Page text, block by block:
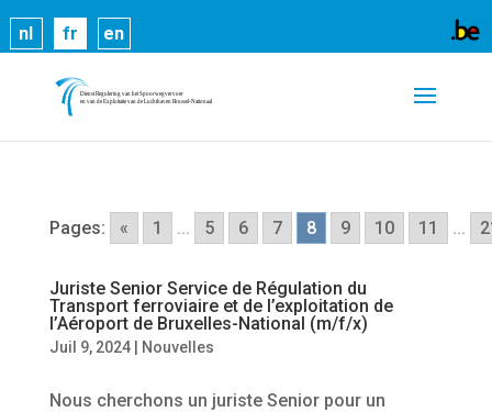
nl fr en
Pages: « 1 ... 5 6 7 8 9 10 11 ...
Juriste Senior Service de Régulation du
Transport ferroviaire et de l’exploitation de
l’Aéroport de Bruxelles-National (m/f/x)
Juil 9, 2024| Nouvelles
Nous cherchons un juriste Senior pour un
Les cookies nous permettent de vous proposer nos
services plus facilement. En utilisant nos services,
vous nous donnez expressément votre accord pour
exploiter ces cookies.